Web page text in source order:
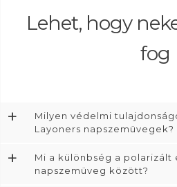
Lehet, hogy
fog
+
Milyen védelmi
Layoners napszemüvegek?
+
Mi a különbség a polarizált
napszemüveg között?